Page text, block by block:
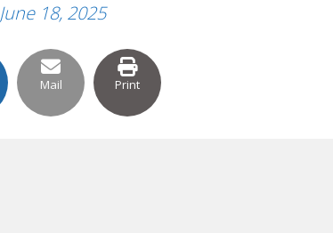
June 18, 2025
Mail Print